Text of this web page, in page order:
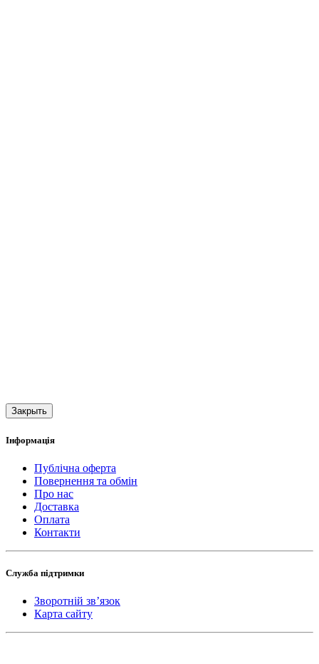
Закрыть
Інформація
Публічна оферта
Повернення та обмін
Про нас
Доставка
Оплата
Контакти
Служба підтримки
Зворотній зв’язок
Карта сайту